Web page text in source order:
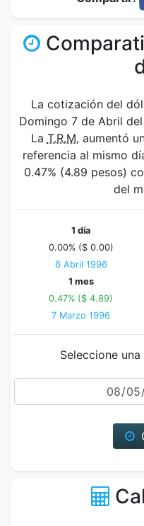
La cotización del
Domingo 7 de Abril
La T.R.M. aumentó
referencia al mismo
0.47% (4.89 pesos)
del
1 día
0.00% ($ 0.00)
6 Abril 1996
1 mes
0.47% ($ 4.89)
7 Marzo 1996
Seleccione